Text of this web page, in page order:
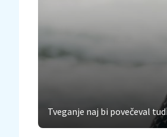
Tveganje naj bi povečeval